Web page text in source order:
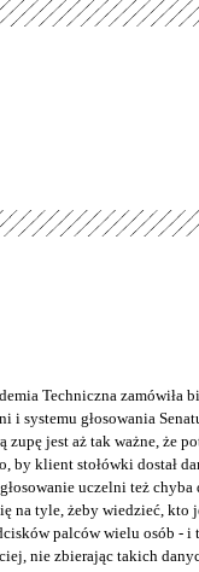
Techniczna zamówiła
i systemu głosowania
zupę jest aż tak ważne, że
by klient stołówki dostał
głosowanie uczelni też
na tyle, żeby wiedzieć, kto
palców wielu osób - i
nie zbierając takich